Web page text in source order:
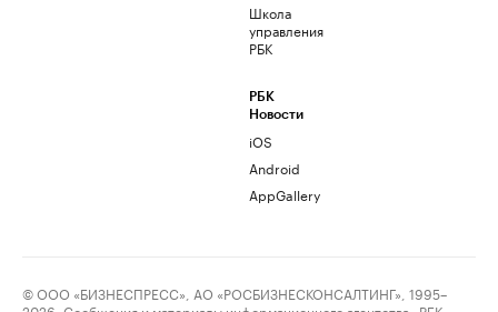
Школа
управления
РБК
РБК
Новости
iOS
Android
AppGallery
© ООО «БИЗНЕСПРЕСС», АО «РОСБИЗНЕСКОНСАЛТИНГ», 1995–